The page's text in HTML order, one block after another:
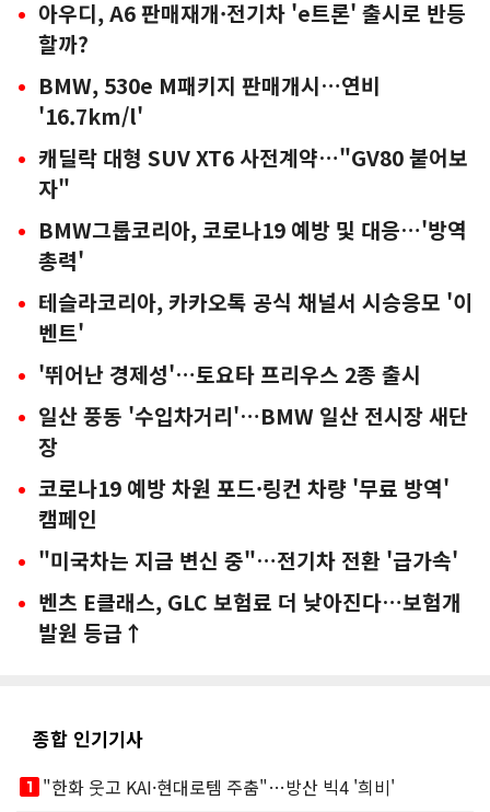
아우디, A6 판매재개·전기차 'e트론' 출시로 반등
할까?
BMW, 530e M패키지 판매개시…연비
'16.7km/l'
캐딜락 대형 SUV XT6 사전계약…"GV80 붙어보
자"
BMW그룹코리아, 코로나19 예방 및 대응…'방역
총력'
테슬라코리아, 카카오톡 공식 채널서 시승응모 '이
벤트'
'뛰어난 경제성'…토요타 프리우스 2종 출시
일산 풍동 '수입차거리'…BMW 일산 전시장 새단
장
코로나19 예방 차원 포드·링컨 차량 '무료 방역'
캠페인
"미국차는 지금 변신 중"…전기차 전환 '급가속'
벤츠 E클래스, GLC 보험료 더 낮아진다…보험개
발원 등급↑
종합 인기기사
looks_one"한화 웃고 KAI·현대로템 주춤"…방산 빅4 '희비'